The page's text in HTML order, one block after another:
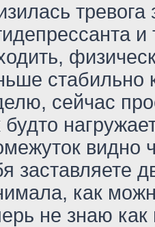
и
стабильно
сейчас
будто
видно
заставляете
как
не знаю